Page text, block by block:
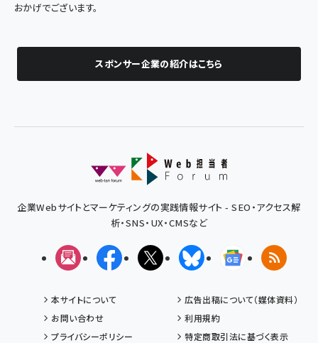
おかげでございます。
スポンサー企業の紹介はこちら
企業Webサイトとマーケティングの実践情報サイト - SEO・アクセス解
析・SNS・UX・CMSなど
メルマガFacebookX(エックス)BlueskyGoogleニュ
RSS
本サイトについて
広告出稿について（媒体資料）
お問い合わせ
利用規約
プライバシーポリシー
特定商取引法に基づく表示